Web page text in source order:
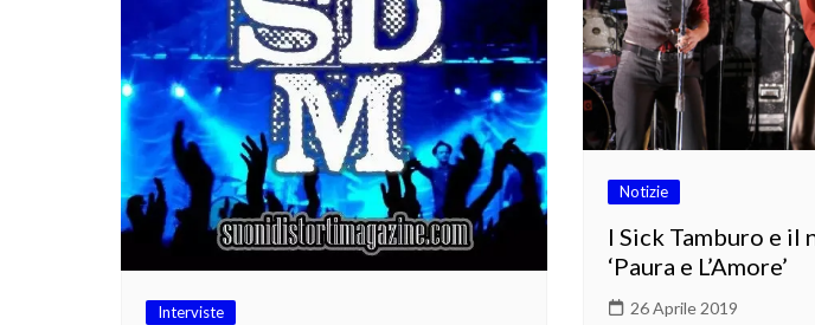
Interviste
Notizie
I Sick Tamburo e il
‘Paura e L’Amore’
26 Aprile 2019